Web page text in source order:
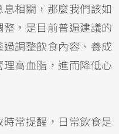
相關，那麼我們該如
，是目前普遍建議的
調整飲食內容、養成
高血脂，進而降低心
常提醒，日常飲食是